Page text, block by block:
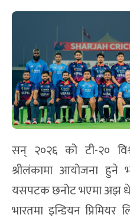
सन् २०२६ को टी-२०
श्रीलंकामा आयोजना हुने
यसपटक छनोट भएमा अझ
भारतमा इन्डियन